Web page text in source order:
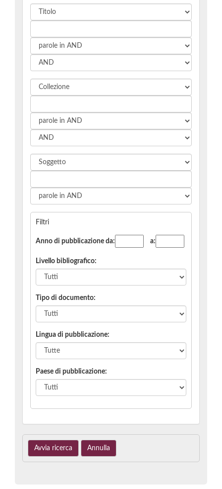
Filtri
Anno di pubblicazione da: a:
Livello bibliografico:
Tipo di documento:
Lingua di pubblicazione:
Paese di pubblicazione: